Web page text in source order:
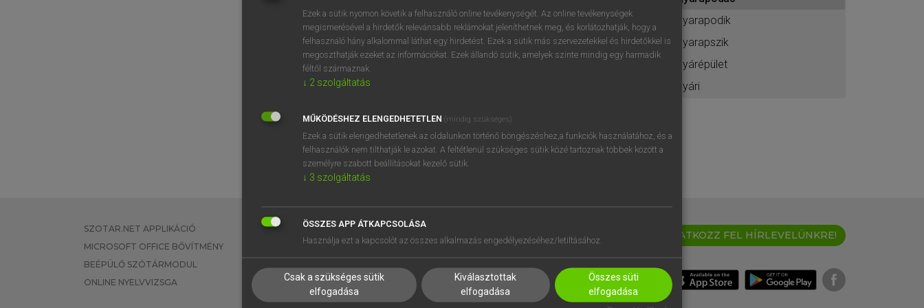
BELÉPÉS
próbaverziójának elindításához
regisztrálok ésbelépek.
REGISZTRÁCIÓ
gyarapodik
gyarapszik
gyárépület
gyári
SZOTAR.NET APPLIKÁCIÓ
MICROSOFT OFFICE BŐVÍTMÉNY
BEÉPÜLŐ SZÓTÁRMODUL
ONLINE NYELVVIZSGA
EGYÉNI FELHASZNÁLÓKNAK
TANULÓKNAK
VÁLLALATI MEGOLDÁSOK
SÚGÓ
RÓLUNK
SÜTI BEÁLLÍTÁSOK
IRATKOZZ FEL HÍRLEVELÜNKRE!
Ezek a sütik nyomon követik a felhasználó online tevékenységét. Az online tevékenységek
megismerésével a hirdetők relevánsabb reklámokat jeleníthetnek meg, és korlátozhatják, hogy a
felhasználó hány alkalommal láthat egy hirdetést. Ezek a sütik más szervezetekkel és hirdetőkkel is
megoszthatják ezeket az információkat. Ezek állandó sütik, amelyek szinte mindig egy harmadik
féltől származnak.
↓ 2 szolgáltatás
MŰKÖDÉSHEZ ELENGEDHETETLEN (mindig szükséges)
Ezek a sütik elengedhetetlenek az oldalunkon történő böngészéshez,a funkciók használatához, és a
felhasználók nem tilthatják le azokat. A feltétlenül szükséges sütik közé tartoznak többek között a
személyre szabott beállításokat kezelő sütik.
↓ 3 szolgáltatás
ÖSSZES APP ÁTKAPCSOLÁSA
Használja ezt a kapcsolót az összes alkalmazás engedélyezéséhez/letiltásához.
Csak a szükséges sütik
elfogadása
Kiválasztottak
elfogadása
Összes süti
elfogadása